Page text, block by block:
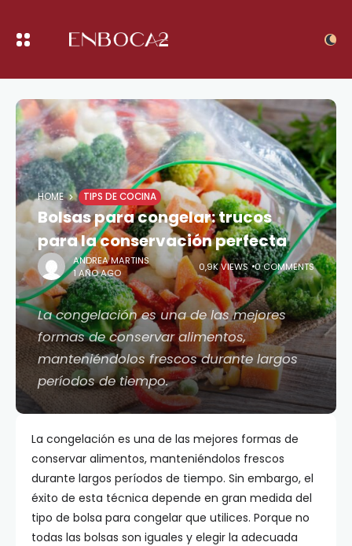
HOME TIPS DE COCINA
Bolsas para congelar: trucos
para la conservación perfecta
ANDREA MARTINS
1 AÑO AGO
0,9K VIEWS 0 COMMENTS
La congelación es una de las mejores
formas de conservar alimentos,
manteniéndolos frescos durante largos
períodos de tiempo.
La congelación es una de las mejores formas de
conservar alimentos, manteniéndolos frescos
durante largos períodos de tiempo. Sin embargo, el
éxito de esta técnica depende en gran medida del
tipo de bolsa para congelar que utilices. Porque no
todas las bolsas son iguales y elegir la adecuada